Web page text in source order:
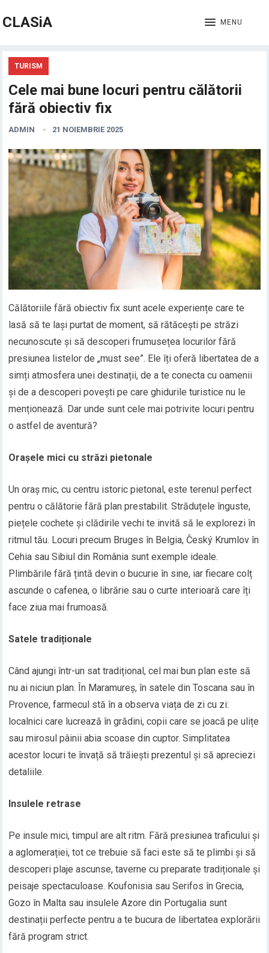
CLASiA MENU
TURISM
Cele mai bune locuri pentru călătorii
fără obiectiv fix
ADMIN 21 NOIEMBRIE 2025
Călătoriile fără obiectiv fix sunt acele experiențe care te
lasă să te lași purtat de moment, să rătăcești pe străzi
necunoscute și să descoperi frumusețea locurilor fără
presiunea listelor de „must see”. Ele îți oferă libertatea de a
simți atmosfera unei destinații, de a te conecta cu oamenii
și de a descoperi povești pe care ghidurile turistice nu le
menționează. Dar unde sunt cele mai potrivite locuri pentru
o astfel de aventură?
Orașele mici cu străzi pietonale
Un oraș mic, cu centru istoric pietonal, este terenul perfect
pentru o călătorie fără plan prestabilit. Străduțele înguste,
piețele cochete și clădirile vechi te invită să le explorezi în
ritmul tău. Locuri precum Bruges în Belgia, Český Krumlov în
Cehia sau Sibiul din România sunt exemple ideale.
Plimbările fără țintă devin o bucurie în sine, iar fiecare colț
ascunde o cafenea, o librărie sau o curte interioară care îți
face ziua mai frumoasă.
Satele tradiționale
Când ajungi într-un sat tradițional, cel mai bun plan este să
nu ai niciun plan. În Maramureș, în satele din Toscana sau în
Provence, farmecul stă în a observa viața de zi cu zi:
localnici care lucrează în grădini, copii care se joacă pe ulițe
sau mirosul pâinii abia scoase din cuptor. Simplitatea
acestor locuri te învață să trăiești prezentul și să apreciezi
detaliile.
Insulele retrase
Pe insule mici, timpul are alt ritm. Fără presiunea traficului și
a aglomerației, tot ce trebuie să faci este să te plimbi și să
descoperi plaje ascunse, taverne cu preparate tradiționale și
peisaje spectaculoase. Koufonisia sau Serifos în Grecia,
Gozo în Malta sau insulele Azore din Portugalia sunt
destinații perfecte pentru a te bucura de libertatea explorării
fără program strict.